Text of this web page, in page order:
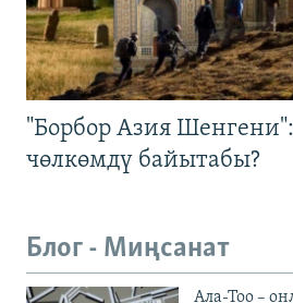
"Борбор Азия
чөлкөмдү байытабы?
Блог - Миңсанат
Ала-Тоо –